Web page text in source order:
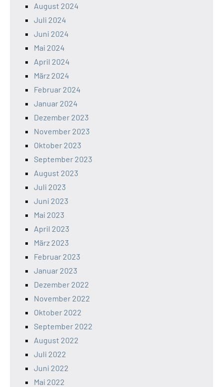
August 2024
Juli 2024
Juni 2024
Mai 2024
April 2024
März 2024
Februar 2024
Januar 2024
Dezember 2023
November 2023
Oktober 2023
September 2023
August 2023
Juli 2023
Juni 2023
Mai 2023
April 2023
März 2023
Februar 2023
Januar 2023
Dezember 2022
November 2022
Oktober 2022
September 2022
August 2022
Juli 2022
Juni 2022
Mai 2022